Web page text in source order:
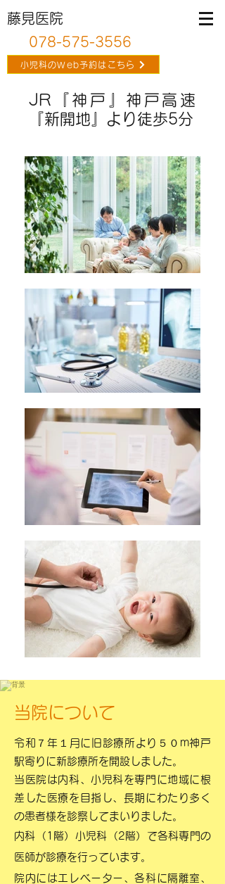
藤見医院
078-575-3556
小児科のWeb予約はこちら
JR『神戸』神戸高速
『新開地』より徒歩5分
当院について
令和７年１月に旧診療所より５０m神戸
駅寄りに新診療所を開設しました。
当医院は内科、小児科を専門に地域に根
差した医療を目指し、長期にわたり多く
の患者様を診察してまいりました。
内科（1階）小児科（2階）で各科専門の
医師が診療を行っています。
院内にはエレベーター、各科に隔離室、